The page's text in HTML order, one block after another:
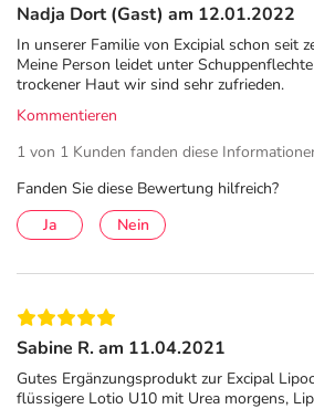
Nadja Dort (Gast) am 12.01.2022
In unserer Familie von Excipial schon seit
Meine Person leidet unter
trockener Haut wir sind sehr zufrieden.
Kommentieren
1 von 1 Kunden fanden diese
Fanden Sie diese Bewertung hilfreich?
Ja
Nein
Sabine R. am 11.04.2021
Gutes Ergänzungsprodukt zur Excipal
flüssigere Lotio U10 mit Urea morgens,